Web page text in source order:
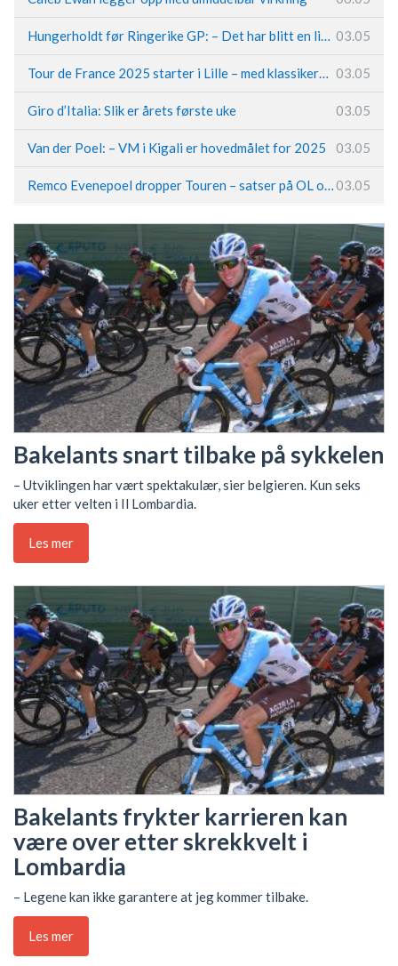
Hungerholdt før Ringerike GP: – Det har blitt en livsstil 03.05
Tour de France 2025 starter i Lille – med klassikerpreg 03.05
Giro d’Italia: Slik er årets første uke 03.05
Van der Poel: – VM i Kigali er hovedmålet for 2025 03.05
Remco Evenepoel dropper Touren – satser på OL og Vueltaen03.05
Bakelants snart tilbake på sykkelen
– Utviklingen har vært spektakulær, sier belgieren. Kun seks
uker etter velten i Il Lombardia.
Les mer
Bakelants frykter karrieren kan
være over etter skrekkvelt i
Lombardia
– Legene kan ikke garantere at jeg kommer tilbake.
Les mer